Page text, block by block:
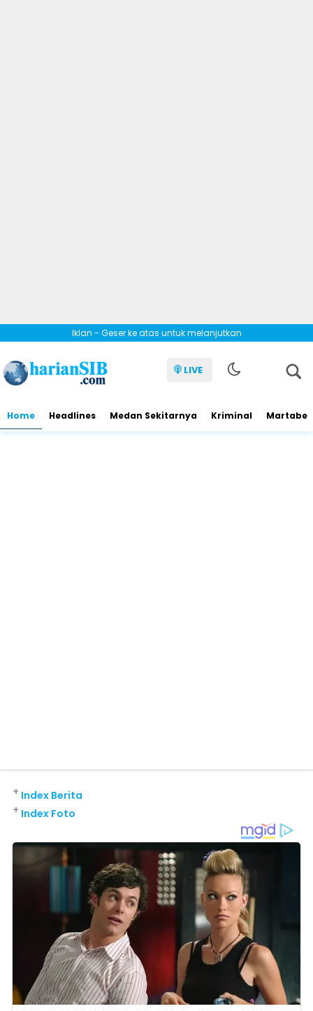
Iklan - Geser ke atas untuk melanjutkan
LIVE
Home Headlines Medan Sekitarnya Kriminal Martabe
Index Berita
+
Index Foto
+